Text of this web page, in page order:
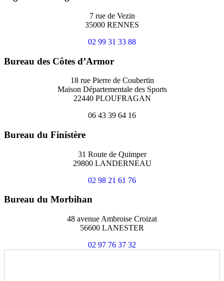
7 rue de Vezin
35000 RENNES
02 99 31 33 88
Bureau des Côtes d’Armor
18 rue Pierre de Coubertin
Maison Départementale des Sports
22440 PLOUFRAGAN
06 43 39 64 16
Bureau du Finistère
31 Route de Quimper
29800 LANDERNEAU
02 98 21 61 76
Bureau du Morbihan
48 avenue Ambroise Croizat
56600 LANESTER
02 97 76 37 32